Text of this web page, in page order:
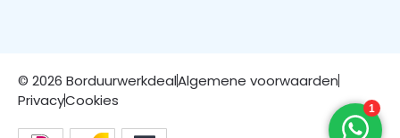
© 2026 BorduurwerkdealAlgemene voorwaarden
PrivacyCookies